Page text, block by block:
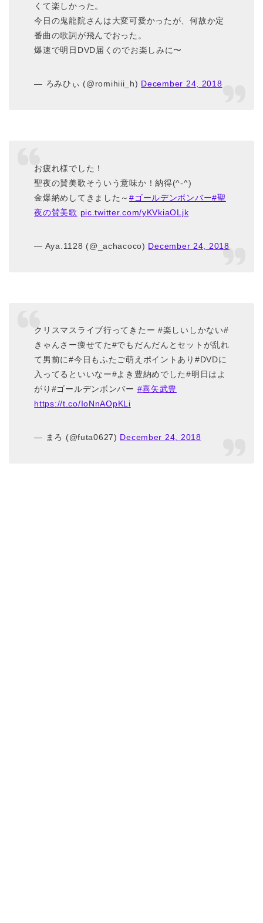
くて楽しかった。
今日の鬼龍院さんは大変可愛かったが、何故か定
番曲の歌詞が飛んでおった。
爆速で明日DVD届くのでお楽しみに〜
— ろみひぃ (@romihiii_h) December 24, 2018
お疲れ様でした！
聖夜の賛美歌そういう意味か！納得(^-^)
金爆納めしてきました～#ゴールデンボンバー#聖
夜の賛美歌 pic.twitter.com/yKVkiaOLjk
— Aya.1128 (@_achacoco) December 24, 2018
クリスマスライブ行ってきたー #楽しいしかない#
きゃんさー痩せてた#でもだんだんとセットが乱れ
て男前に#今日もふたご萌えポイントあり#DVDに
入ってるといいなー#よき豊納めでした#明日はよ
がり#ゴールデンボンバー #喜矢武豊
https://t.co/IoNnAOpKLi
— まろ (@futa0627) December 24, 2018